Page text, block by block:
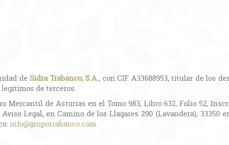
de Sidra Trabanco, S.A., con CIF A33688953, titular de los
de terceros.
de Asturias en el Tomo 983, Libro 632, Folio 52,
Legal, en Camino de los Llagares 290 (Lavandera), 33350
info@grupotrabanco.com.